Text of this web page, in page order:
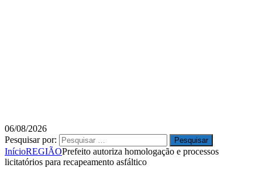
06/08/2026
Pesquisar por:
InícioREGIÃOPrefeito autoriza homologação e processos
licitatórios para recapeamento asfáltico